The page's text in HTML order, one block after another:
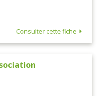
Consulter cette fiche